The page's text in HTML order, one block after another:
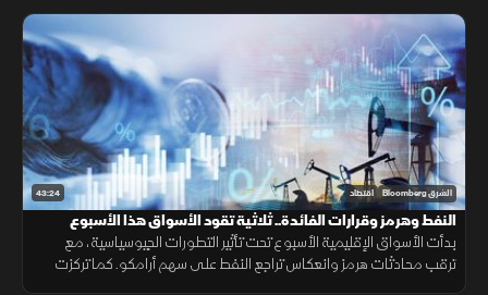
43:24 الشرق Bloomberg اقتصاد
النفط وهرمز وقرارات الفائدة.. ثلاثية تقود الأسواق هذا الأسبوع
بدأت الأسواق الإقليمية الأسبوع تحت تأثير التطورات الجيوسياسية، مع
ترقب محادثات هرمز وانعكاس تراجع النفط على سهم أرامكو. كما تركزت